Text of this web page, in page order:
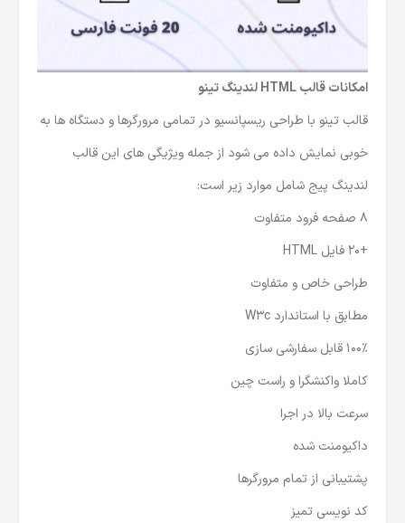
امکانات قالب HTML لندینگ تینو
قالب تینو با طراحی ریسپانسیو در تمامی مرورگرها و دستگاه ها به
خوبی نمایش داده می شود از جمله ویژیگی های این قالب
لندینگ پیج شامل موارد زیر است:
8 صفحه فرود متفاوت
+20 فایل HTML
طراحی خاص و متفاوت
مطابق با استاندارد W3c
100% قابل سفارشی سازی
کاملا واکنشگرا و راست چین
سرعت بالا در اجرا
داکیومنت شده
پشتیبانی از تمام مرورگرها
کد نویسی تمیز